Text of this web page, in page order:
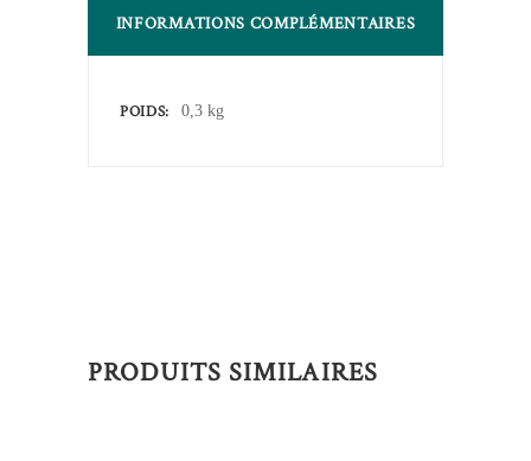
INFORMATIONS COMPLÉMENTAIRES
POIDS 0,3 kg
PRODUITS SIMILAIRES